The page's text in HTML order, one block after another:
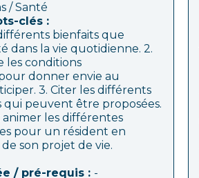
/ Santé
clés :
bienfaits que
dans la vie quotidienne. 2.
les conditions
donner envie au
3. Citer les différents
qui peuvent être proposées.
les différentes
pour un résident en
son projet de vie.
/ pré-requis : -